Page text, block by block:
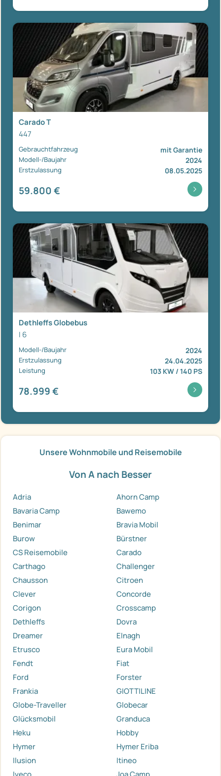
Carado T
447
Gebrauchtfahrzeug mit Garantie
Modell-/Baujahr 2024
Erstzulassung 08.05.2025
59.800 €
Dethleffs Globebus
I 6
Modell-/Baujahr 2024
Erstzulassung 24.04.2025
Leistung 103 KW / 140 PS
78.999 €
Unsere Wohnmobile und Reisemobile
Von A nach Besser
Adria
Ahorn Camp
Bavaria Camp
Bawemo
Benimar
Bravia Mobil
Burow
Bürstner
CS Reisemobile
Carado
Carthago
Challenger
Chausson
Citroen
Clever
Concorde
Corigon
Crosscamp
Dethleffs
Dovra
Dreamer
Elnagh
Etrusco
Eura Mobil
Fendt
Fiat
Ford
Forster
Frankia
GIOTTILINE
Globe-Traveller
Globecar
Glücksmobil
Granduca
Heku
Hobby
Hymer
Hymer Eriba
Ilusion
Itineo